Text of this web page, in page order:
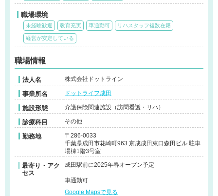
職場環境
未経験歓迎 教育充実 車通勤可 リハスタッフ複数在籍
経営が安定している
職場情報
法人名 株式会社ドットライン
事業所名 ドットライフ成田
施設形態 介護保険関連施設（訪問看護・リハ）
診療科目 その他
勤務地
〒286-0033
千葉県成田市花崎町963 京成成田東口森田ビル 駐車
場棟1階3号室
最寄り・アク
セス
成田駅前に2025年春オープン予定
車通勤可
Google Mapsで見る